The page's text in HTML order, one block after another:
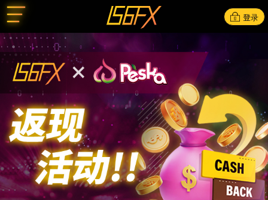
登录